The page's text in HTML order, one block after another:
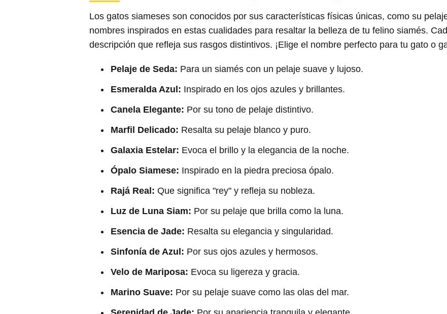
Los gatos siameses son conocidos por sus características físicas únicas, como su
nombres inspirados en estas cualidades para resaltar la belleza de tu felino siamés.
descripción que refleja sus rasgos distintivos. ¡Elige el nombre perfecto para tu gato o
Pelaje de Seda: Para un siamés con un pelaje suave y lujoso.
Esmeralda Azul: Inspirado en los ojos azules y brillantes.
Canela Elegante: Por su tono de pelaje distintivo.
Marfil Delicado: Resalta su pelaje blanco y puro.
Galaxia Estelar: Evoca el brillo y la elegancia de la noche.
Ópalo Siamese: Inspirado en la piedra preciosa ópalo.
Rajá Real: Que significa "rey" y refleja su nobleza.
Luz de Luna Siam: Por su pelaje que brilla como la luna.
Esencia de Jade: Resalta su elegancia y singularidad.
Sinfonía de Azul: Por sus ojos azules y hermosos.
Velo de Mariposa: Evoca su ligereza y gracia.
Marino Suave: Por su pelaje suave como las olas del mar.